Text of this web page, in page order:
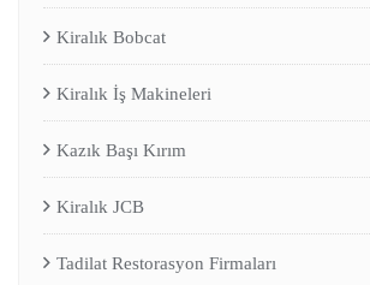
Kiralık Bobcat
Kiralık İş Makineleri
Kazık Başı Kırım
Kiralık JCB
Tadilat Restorasyon Firmaları